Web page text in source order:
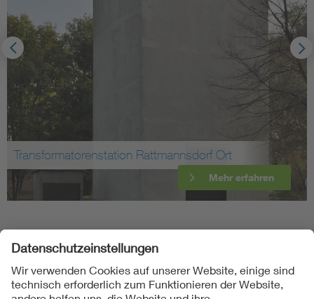
Transformatorenstation Rattmannsdorf Ort
Mehr erfahren
Folgen Sie uns